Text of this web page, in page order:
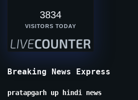
3834
VISITORS TODAY
Breaking News Express
pratapgarh up hindi news